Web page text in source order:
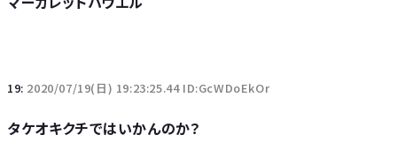
19: 2020/07/19(日) 19:23:25.44 ID:GcWDoEkOr
タケオキクチではいかんのか？